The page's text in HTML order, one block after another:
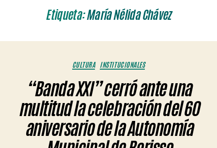
Etiqueta:María Nélida Chávez
Categorías
CULTURA INSTITUCIONALES
“Banda XXI” cerró ante una
multitud la celebración del 60
aniversario de la Autonomía